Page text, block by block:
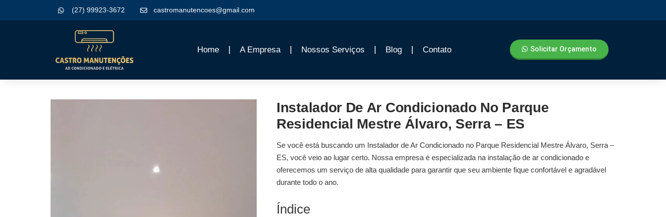
(27) 99923-3672 castromanutencoes@gmail.com
Home A Empresa Nossos Serviços Blog Contato Solicitar Orçamento
Instalador De Ar Condicionado No Parque
Residencial Mestre Álvaro, Serra – ES
Se você está buscando um Instalador de Ar Condicionado no Parque Residencial Mestre Álvaro, Serra –
ES, você veio ao lugar certo. Nossa empresa é especializada na instalação de ar condicionado e
oferecemos um serviço de alta qualidade para garantir que seu ambiente fique confortável e agradável
durante todo o ano.
Índice